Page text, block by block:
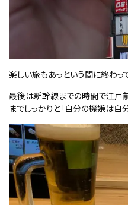
楽しい旅もあっという間に終わっ
最後は新幹線までの時間で江戸
までしっかりと「自分の機嫌は自